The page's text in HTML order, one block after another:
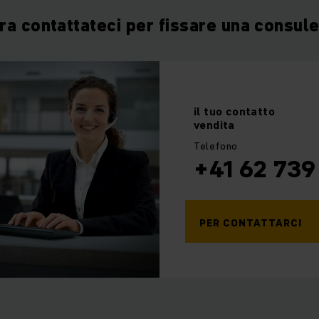
contattateci per fissare una
il tuo contatto
vendita
Telefono
+41 62
PER CONTATTARCI